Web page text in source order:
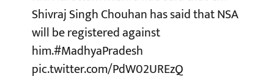
Shivraj Singh Chouhan has said that NSA
will be registered against
him.#MadhyaPradesh
pic.twitter.com/PdW02UREzQ